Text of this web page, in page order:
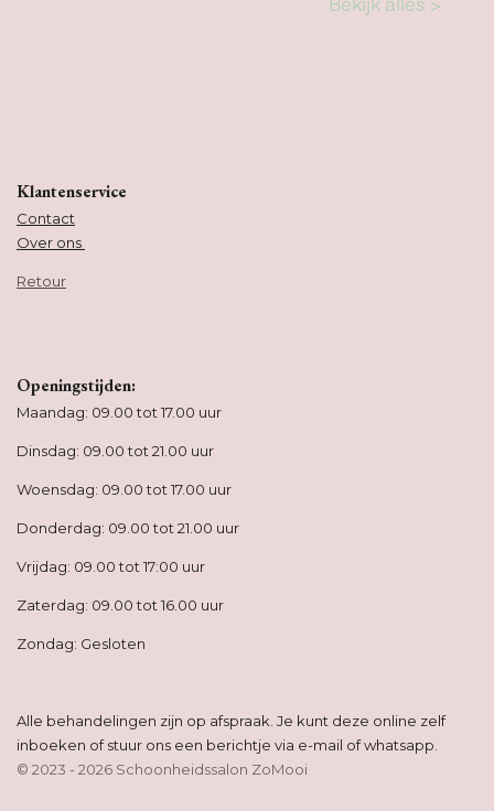
Klantenservice
Contact
Over ons
Retour
Openingstijden:
Maandag: 09.00 tot 17.00 uur
Dinsdag: 09.00 tot 21.00 uur
Woensdag: 09.00 tot 17.00 uur
Donderdag: 09.00 tot 21.00 uur
Vrijdag: 09.00 tot 17:00 uur
Zaterdag: 09.00 tot 16.00 uur
Zondag: Gesloten
Alle behandelingen zijn op afspraak. Je kunt deze online zelf
inboeken of stuur ons een berichtje via e-mail of whatsapp.
© 2023 - 2026 Schoonheidssalon ZoMooi